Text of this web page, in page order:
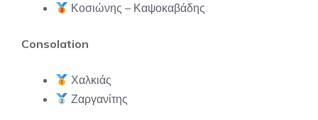
Κοσιώνης – Καψοκαβάδης
Consolation
Χαλκιάς
Ζαργανίτης